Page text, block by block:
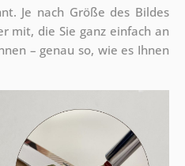
Je nach Größe des Bildes
mit, die Sie ganz einfach an
– genau so, wie es Ihnen